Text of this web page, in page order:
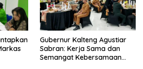
Gubernur Kalteng Agustiar
Sabran: Kerja Sama dan
Semangat Kebersamaan